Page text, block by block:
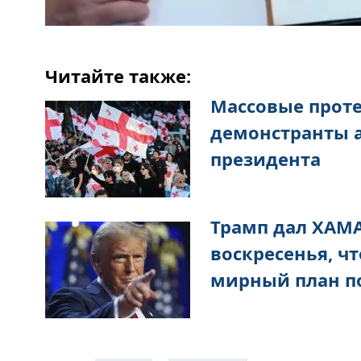
Читайте также:
Массовые
демонстранты
президента
Трамп дал
воскресенья,
мирный план